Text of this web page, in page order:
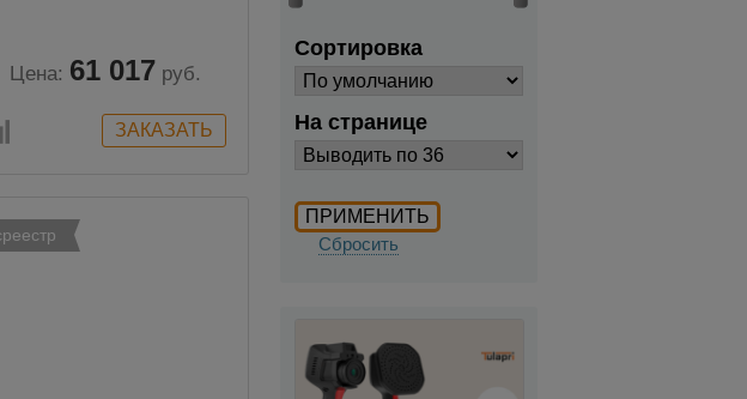
Цена: 61 017 руб.
Сортировка
На странице
Сбросить